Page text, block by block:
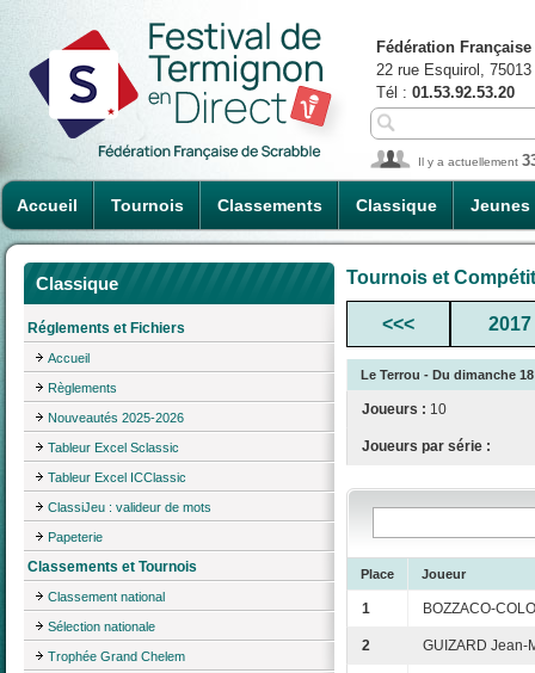
Accueil Tournois Classements Classique Jeunes
Fédération
22 rue Esquirol,
Tél : 01.53.92.53.20
Il y a actuellement
Classique
Réglements et Fichiers
Accueil
Règlements
Nouveautés 2025-2026
Tableur Excel Sclassic
Tableur Excel ICClassic
ClassiJeu : valideur de mots
Papeterie
Classements et Tournois
Classement national
Sélection nationale
Trophée Grand Chelem
Tournois et
<<< 2017
Le Terrou - Du dimanche
Joueurs : 10
Joueurs par série :
Place Joueur
1 BOZZACO-
2 GUIZARD Jean-